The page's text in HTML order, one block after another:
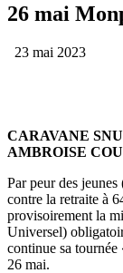
26 mai
23 mai 2023
CARAVANE
AMBROISE
Par peur des
contre la retraite à
provisoirement la
Universel)
continue sa
26 mai.